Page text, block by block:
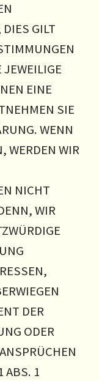
GILT
JEWEILIGE
EINE
SIE
WENN
WERDEN WIR
NICHT
WIR
DER
ODER
ABS. 1